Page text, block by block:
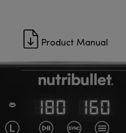
Product Manual